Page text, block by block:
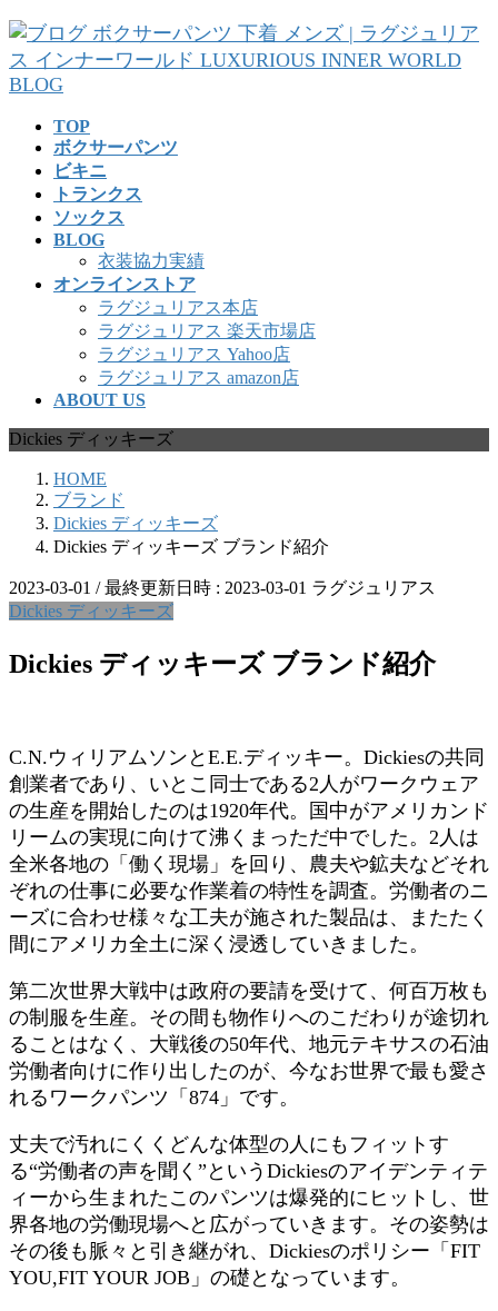
コ
ン
テ
ン
ナ
ビ
ゲ
ー
TOP
ボクサーパンツ
ビキニ
トランクス
ソックス
BLOG
衣装協力実績
オンラインストア
ラグジュリアス本店
ラグジュリアス 楽天市場店
ラグジュリアス Yahoo店
ラグジュリアス amazon店
ABOUT US
Dickies ディッキーズ
HOME
ブランド
Dickies ディッキーズ
Dickies ディッキーズ ブランド紹介
2023-03-01 / 最終更新日時 : 2023-03-01 ラグジュリアス
Dickies ディッキーズ
Dickies ディッキーズ ブランド紹介
C.N.ウィリアムソンとE.E.ディッキー。Dickiesの共同
創業者であり、いとこ同士である2人がワークウェア
の生産を開始したのは1920年代。国中がアメリカンド
リームの実現に向けて沸くまっただ中でした。2人は
全米各地の「働く現場」を回り、農夫や鉱夫などそれ
ぞれの仕事に必要な作業着の特性を調査。労働者のニ
ーズに合わせ様々な工夫が施された製品は、またたく
間にアメリカ全土に深く浸透していきました。
第二次世界大戦中は政府の要請を受けて、何百万枚も
の制服を生産。その間も物作りへのこだわりが途切れ
ることはなく、大戦後の50年代、地元テキサスの石油
労働者向けに作り出したのが、今なお世界で最も愛さ
れるワークパンツ「874」です。
丈夫で汚れにくくどんな体型の人にもフィットす
る“労働者の声を聞く”というDickiesのアイデンティテ
ィーから生まれたこのパンツは爆発的にヒットし、世
界各地の労働現場へと広がっていきます。その姿勢は
その後も脈々と引き継がれ、Dickiesのポリシー「FIT
YOU,FIT YOUR JOB」の礎となっています。